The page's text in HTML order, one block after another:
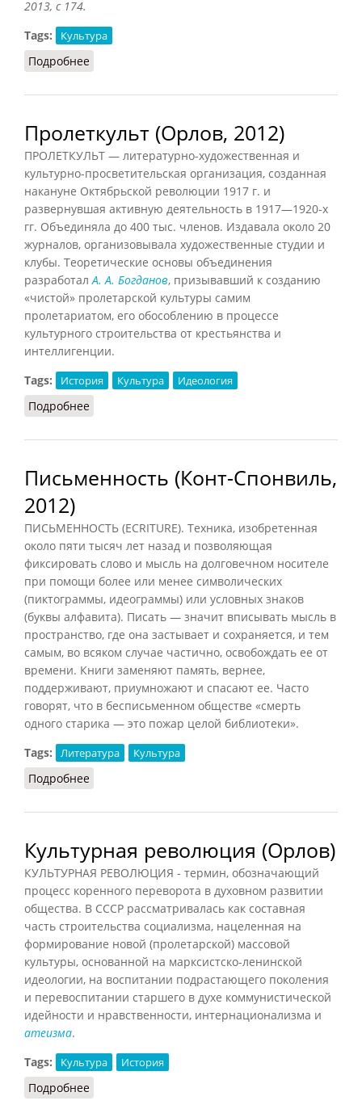
2013, с 174.
Tags:
Культура
Подробнее
Пролеткульт (Орлов, 2012)
ПРОЛЕТКУЛЬТ — литературно-художественная и
культурно-просветительская организация, созданная
накануне Октябрьской революции 1917 г. и
развернувшая активную деятельность в 1917—1920-х
гг. Объединяла до 400 тыс. членов. Издавала около 20
журналов, организовывала художественные студии и
клубы. Теоретические основы объединения
разработал А. А. Богданов, призывавший к созданию
«чистой» пролетарской культуры самим
пролетариатом, его обособлению в процессе
культурного строительства от крестьянства и
интеллигенции.
Tags:
История Культура Идеология
Подробнее
Письменность (Конт-Спонвиль,
2012)
ПИСЬМЕННОСТЬ (ECRITURE). Техника, изобретенная
около пяти тысяч лет назад и позволяющая
фиксировать слово и мысль на долговечном носителе
при помощи более или менее символических
(пиктограммы, идеограммы) или условных знаков
(буквы алфавита). Писать — значит вписывать мысль в
пространство, где она застывает и сохраняется, и тем
самым, во всяком случае частично, освобождать ее от
времени. Книги заменяют память, вернее,
поддерживают, приумножают и спасают ее. Часто
говорят, что в бесписьменном обществе «смерть
одного старика — это пожар целой библиотеки».
Tags:
Литература Культура
Подробнее
Культурная революция (Орлов)
КУЛЬТУРНАЯ РЕВОЛЮЦИЯ - термин, обозначающий
процесс коренного переворота в духовном развитии
общества. В СССР рассматривалась как составная
часть строительства социализма, нацеленная на
формирование новой (пролетарской) массовой
культуры, основанной на марксистско-ленинской
идеологии, на воспитании подрастающего поколения
и перевоспитании старшего в духе коммунистической
идейности и нравственности, интернационализма и
атеизма.
Tags:
Культура История
Подробнее